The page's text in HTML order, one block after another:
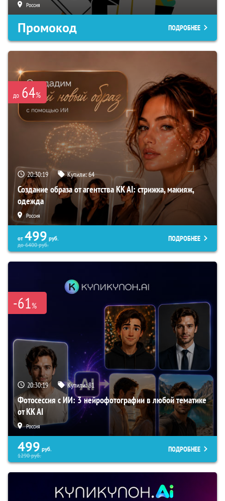
Россия
Промокод ПОДРОБНЕЕ
до 64%
20:30:18 Купили:64
Создание образа от агентства KK AI: стрижка, макияж,
одежда
Россия
от 499 руб.
до6400руб.
ПОДРОБНЕЕ
-61%
20:30:18 Купили:81
Фотосессия с ИИ: 3 нейрофотографии в любой тематике
от KK AI
Россия
499 руб.
1290руб.
ПОДРОБНЕЕ